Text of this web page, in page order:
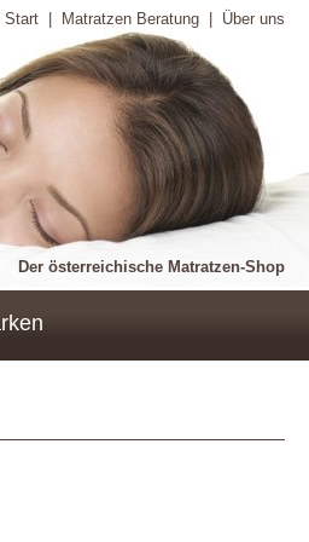
Start Matratzen Beratung Über uns
Der österreichische Matratzen-Shop